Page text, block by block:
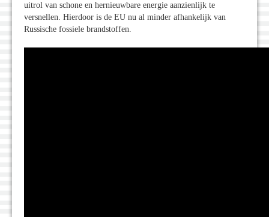
uitrol van schone en hernieuwbare energie aanzienlijk te
versnellen. Hierdoor is de EU nu al minder afhankelijk van
Russische fossiele brandstoffen.